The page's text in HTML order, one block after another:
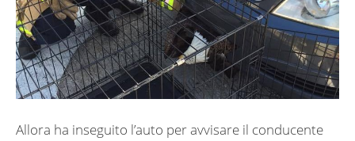
Allora ha inseguito l’auto per avvisare il conducente